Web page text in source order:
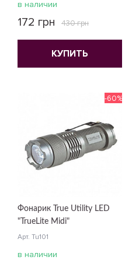
в наличии
172 грн 430 грн
КУПИТЬ
Фонарик True Utility LED
"TrueLite Midi"
Арт. Tu101
-60%
в наличии